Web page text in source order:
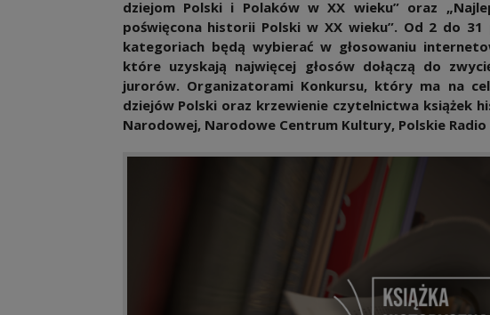
dziejom Polski i Polaków w XX wieku” oraz
poświęcona historii Polski w XX wieku”. Od 2 do
kategoriach będą wybierać w głosowaniu
które uzyskają najwięcej głosów dołączą do
jurorów. Organizatorami Konkursu, który ma na
dziejów Polski oraz krzewienie czytelnictwa książek
Narodowej, Narodowe Centrum Kultury, Polskie Radio